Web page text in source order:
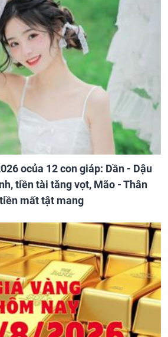
ocủa 12 con giáp: Dần - Dậu
tiền tài tăng vọt, Mão - Thân
mất tật mang